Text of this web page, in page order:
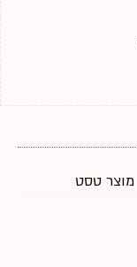
מוצר טסט